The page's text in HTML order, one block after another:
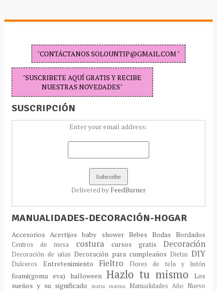
"CONTÁCTANOS SOLOUNTIP@GMAIL.COM "
"SUSCRIBETE AQUÍ GRATIS Y RECIBE
NUESTRAS NOVEDADES"
SUSCRIPCIÓN
Enter your email address:
Delivered by FeedBurner
MANUALIDADES-DECORACIÓN-HOGAR
AccesoriosAcertijosbaby shower Bebes BodasBordados
Centros de mesa costura cursos gratisDecoración
Decoración de uñas Decoración para cumpleaños DietasDIY
Dulceros Entretenimiento Fieltro Flores de tela y listón
foami(goma eva) halloween Hazlo tu mismoLos
sueños y su significado
manu manua Manualidades Año Nuevo